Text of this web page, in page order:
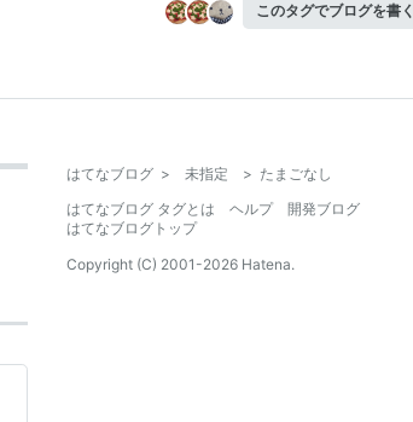
このタグでブログを書く
はてなブログ > 未指定 > たまごなし
はてなブログ タグとは
ヘルプ
開発ブログ
はてなブログトップ
Copyright (C) 2001-2026 Hatena.